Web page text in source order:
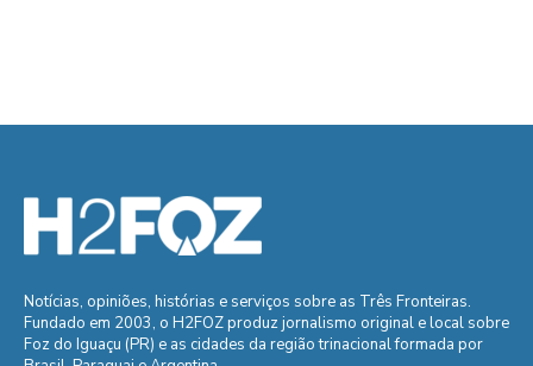
Notícias, opiniões, histórias e serviços sobre as Três Fronteiras.
Fundado em 2003, o H2FOZ produz jornalismo original e local sobre
Foz do Iguaçu (PR) e as cidades da região trinacional formada por